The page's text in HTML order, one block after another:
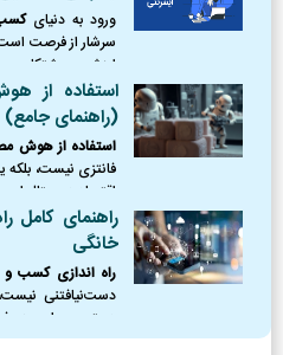
ورود به دنیای
سرشار از فرصت است.
ارزش و پشتکار،
پایدار و سودآور
استفاده از
(راهنمای جامع)
استفاده از هوش
فانتزی نیست، بلکه
اقتصاد دیجیتال
راهنمای کامل
خانگی
راه اندازی کسب و
دست‌نیافتنی
دسترس برای هر
جامع، نقشه راه